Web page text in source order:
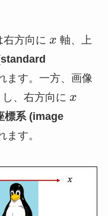
方向に x
x 軸、上
ます。一方、画像
、右方向に x
x
標系 (image
ます。